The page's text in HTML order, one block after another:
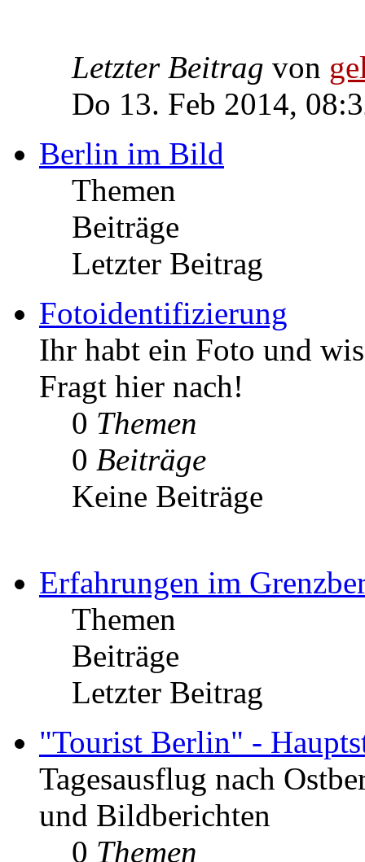
Letzter Beitrag von
Do 13. Feb 2014,
Berlin im Bild
Themen
Beiträge
Letzter Beitrag
Fotoidentifizierung
Ihr habt ein Foto und
Fragt hier nach!
0 Themen
0 Beiträge
Keine Beiträge
Erfahrungen im
Themen
Beiträge
Letzter Beitrag
"Tourist Berlin" -
Tagesausflug nach
und Bildberichten
0 Themen